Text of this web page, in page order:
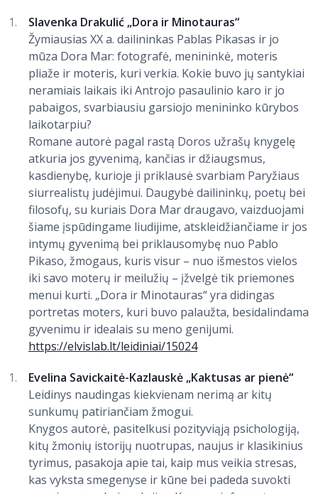
Slavenka Drakulić „Dora ir Minotauras“
Žymiausias XX a. dailininkas Pablas Pikasas ir jo
mūza Dora Mar: fotografė, menininkė, moteris
pliaže ir moteris, kuri verkia. Kokie buvo jų santykiai
neramiais laikais iki Antrojo pasaulinio karo ir jo
pabaigos, svarbiausiu garsiojo menininko kūrybos
laikotarpiu?
Romane autorė pagal rastą Doros užrašų knygelę
atkuria jos gyvenimą, kančias ir džiaugsmus,
kasdienybę, kurioje ji priklausė svarbiam Paryžiaus
siurrealistų judėjimui. Daugybė dailininkų, poetų bei
filosofų, su kuriais Dora Mar draugavo, vaizduojami
šiame įspūdingame liudijime, atskleidžiančiame ir jos
intymų gyvenimą bei priklausomybę nuo Pablo
Pikaso, žmogaus, kuris visur – nuo išmestos vielos
iki savo moterų ir meilužių – įžvelgė tik priemones
menui kurti. „Dora ir Minotauras“ yra didingas
portretas moters, kuri buvo palaužta, besidalindama
gyvenimu ir idealais su meno genijumi.
https://elvislab.lt/leidiniai/15024
Evelina Savickaitė-Kazlauskė „Kaktusas ar pienė“
Leidinys naudingas kiekvienam nerimą ar kitų
sunkumų patiriančiam žmogui.
Knygos autorė, pasitelkusi pozityviąją psichologiją,
kitų žmonių istorijų nuotrupas, naujus ir klasikinius
tyrimus, pasakoja apie tai, kaip mus veikia stresas,
kas vyksta smegenyse ir kūne bei padeda suvokti